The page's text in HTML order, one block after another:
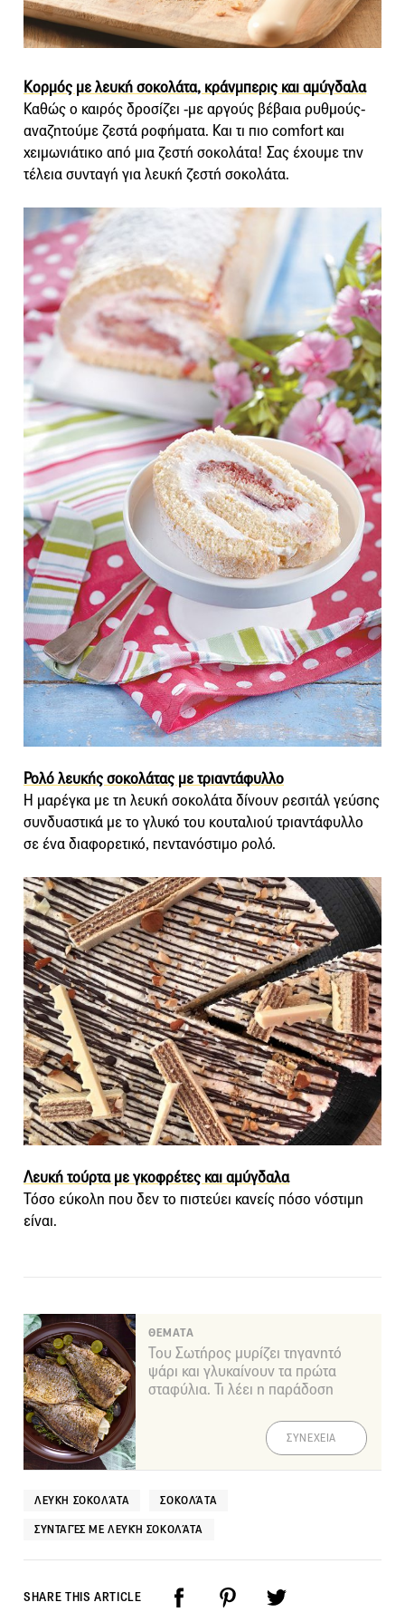
Κορμός με λευκή σοκολάτα, κράνμπερις και αμύγδαλα
Καθώς ο καιρός δροσίζει -με αργούς βέβαια ρυθμούς-
αναζητούμε ζεστά ροφήματα. Και τι πιο comfort και
χειμωνιάτικο από μια ζεστή σοκολάτα! Σας έχουμε την
τέλεια συνταγή για λευκή ζεστή σοκολάτα.
Ρολό λευκής σοκολάτας με τριαντάφυλλο
Η μαρέγκα με τη λευκή σοκολάτα δίνουν ρεσιτάλ γεύσης
συνδυαστικά με το γλυκό του κουταλιού τριαντάφυλλο
σε ένα διαφορετικό, πεντανόστιμο ρολό.
Λευκή τούρτα με γκοφρέτες και αμύγδαλα
Τόσο εύκολη που δεν το πιστεύει κανείς πόσο νόστιμη
είναι.
ΘΕΜΑΤΑ
Του Σωτήρος μυρίζει τηγανητό
ψάρι και γλυκαίνουν τα πρώτα
σταφύλια. Τι λέει η παράδοση
ΣΥΝΕΧΕΙΑ
ΛΕΥΚΉ ΣΟΚΟΛΆΤΑ ΣΟΚΟΛΆΤΑ
ΣΥΝΤΑΓΈΣ ΜΕ ΛΕΥΚΉ ΣΟΚΟΛΆΤΑ
SHARE THIS ARTICLE